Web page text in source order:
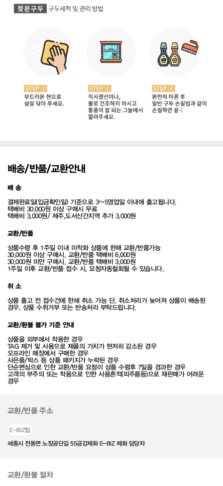
배송/반품/교환안내
배 송
결제완료일(입금확인일) 기준으로 3~5영업일 이내에 출고됩니다.
택배비 30,000원 이상 구매시 무료
택배비 3,000원/ 제주,도서산간지역 추가 3,000원
교환/반품
상품수령 후 1주일 이내 미착화 상품에 한해 교환/반품가능
30,000원 이상 구매시, 교환/반품 택배비 6,000원
30,000원 미만 구매시, 교환/반품 택배비 3,000원
1주일 이후 교환/반품 접수 시, 요청자동철회될 수 있습니다.
취 소
상품 출고 전 접수건에 한해 취소 가능 단, 취소처리가 늦어져 상품이 배송된
경우, 상품 수취거부 또는 반송처리 부탁드립니다.
교환/환불 불가 기준 안내
상품을 외부에서 착용한 경우
TAG 제거 및 사용으로 제품의 가치가 현저히 감소된 경우
오프라인 매장에서 구매한 경우
사은품/박스 등 상품 패키지가 누락된 경우
단순변심으로 인한 교환/반품 요청이 상품 수령후 7일을 경과한 경우
고객의 부주의 또는 착용으로 인한 사용흔적(피주름등)으로 재판매가 어려운
경우
교환/반품 주소
E-BIZ팀
세종시 전동면 노장공단길 55금강제화 E-BIZ 제화 담당자
교환/환불 절차